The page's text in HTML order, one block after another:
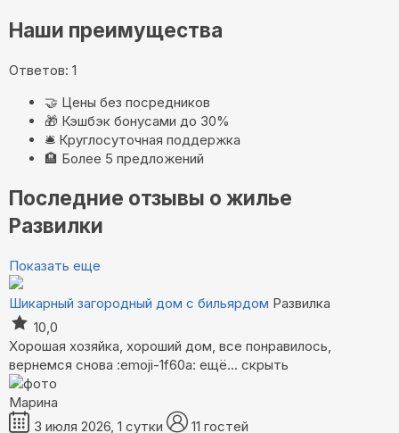
Наши преимущества
Ответов: 1
🤝 Цены без посредников
🎁 Кэшбэк бонусами до 30%
🛎️ Круглосуточная поддержка
🏨 Более 5 предложений
Последние отзывы о жилье
Развилки
Показать еще
Шикарный загородный дом с бильярдом Развилка
10,0
Хорошая хозяйка, хороший дом, все понравилось,
вернемся снова :emoji-1f60a: ещё... скрыть
Марина
3 июля 2026, 1 сутки
11 гостей